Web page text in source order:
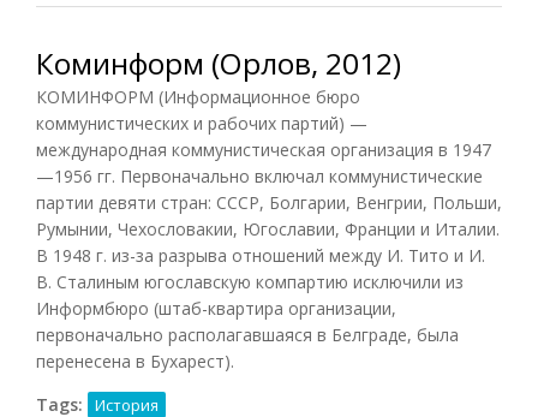
Коминформ (Орлов, 2012)
КОМИНФОРМ (Информационное бюро
коммунистических и рабочих партий) —
международная коммунистическая организация в 1947
—1956 гг. Первоначально включал коммунистические
партии девяти стран: СССР, Болгарии, Венгрии, Польши,
Румынии, Чехословакии, Югославии, Франции и Италии.
В 1948 г. из-за разрыва отношений между И. Тито и И.
В. Сталиным югославскую компартию исключили из
Информбюро (штаб-квартира организации,
первоначально располагавшаяся в Белграде, была
перенесена в Бухарест).
Tags:
История